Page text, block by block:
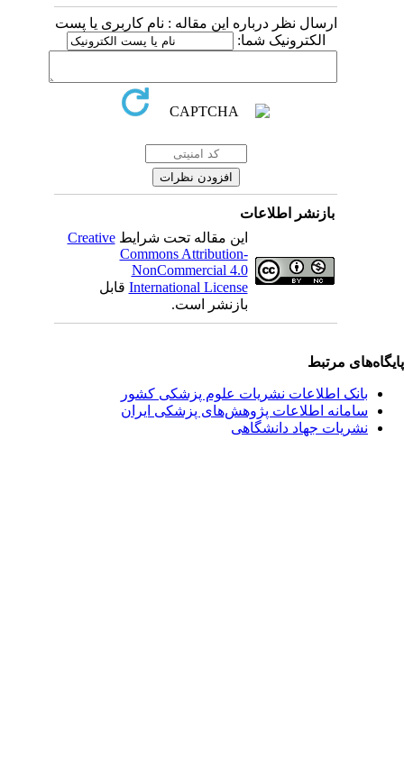
ارسال نظر درباره این مقاله : نام کاربری یا پست
الکترونیک شما:
بازنشر اطلاعات
این مقاله تحت شرایطCreative
Commons Attribution-
NonCommercial 4.0
International Licenseقابل
بازنشر است.
مرتبط
بانک اطلاعات نشریات علوم پزشکی کشور
سامانه اطلاعات پژوهش‌های پزشکی ایران
نشریات جهاد دانشگاهی